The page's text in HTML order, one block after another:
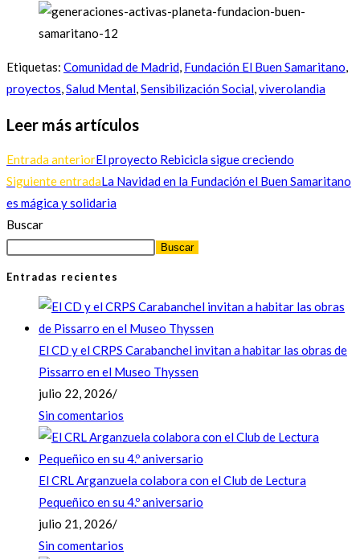
Etiquetas: Comunidad de Madrid, Fundación El Buen Samaritano,
proyectos,Salud Mental,Sensibilización Social,viverolandia
Leer más artículos
Entrada anteriorEl proyecto Rebicicla sigue creciendo
Siguiente entradaLa Navidad en la Fundación el Buen Samaritano
es mágica y solidaria
Buscar
Buscar
Entradas recientes
El CD y el CRPS Carabanchel invitan a habitar las obras de
Pissarro en el Museo Thyssen
julio 22, 2026/
Sin comentarios
El CRL Arganzuela colabora con el Club de Lectura
Pequeñico en su 4.º aniversario
julio 21, 2026/
Sin comentarios